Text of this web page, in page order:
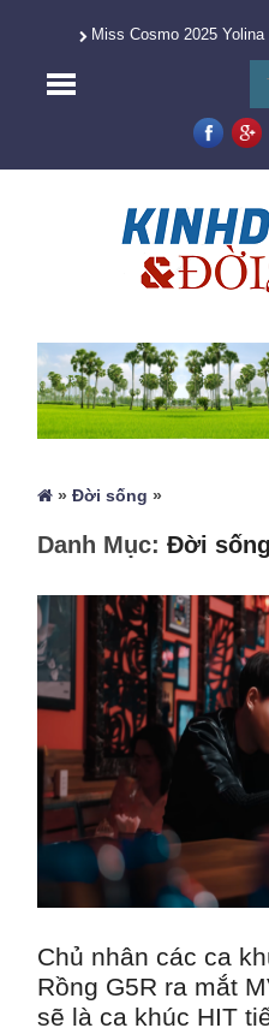
Miss Cosmo 2025
»Đời sống »
Danh Mục:Đời sống
Chủ nhân các ca
Rồng G5R ra mắt
sẽ là ca khúc HIT